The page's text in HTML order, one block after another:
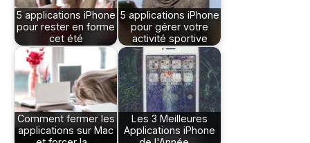
5 applications iPhone
pour rester en forme
cet été
5 applications iPhone
pour gérer votre
activité sportive
Comment fermer les
applications sur Mac
Les 3 Meilleures
Applications iPhone